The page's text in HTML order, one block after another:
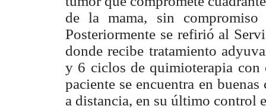
de la mama, sin
Posteriormente se refirió al
donde recibe tratamiento
y 6 ciclos de quimioterapia con
paciente se encuentra en
a distancia, en su último control